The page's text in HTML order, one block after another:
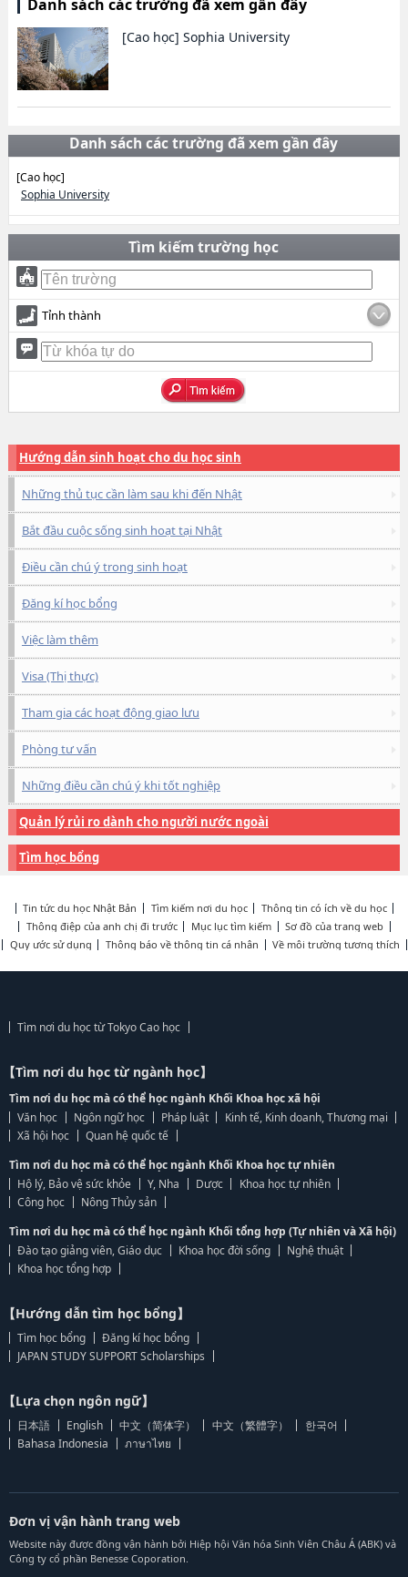
Danh sách các trường đã xem gần đây
[Cao học] Sophia University
Danh sách các trường đã xem gần đây
[Cao học]
Sophia University
Tìm kiếm trường học
Tỉnh thành
Hướng dẫn sinh hoạt cho du học sinh
Những thủ tục cần làm sau khi đến Nhật
Bắt đầu cuộc sống sinh hoạt tại Nhật
Điều cần chú ý trong sinh hoạt
Đăng kí học bổng
Việc làm thêm
Visa (Thị thực)
Tham gia các hoạt động giao lưu
Phòng tư vấn
Những điều cần chú ý khi tốt nghiệp
Quản lý rủi ro dành cho người nước ngoài
Tìm học bổng
Tin tức du học Nhật Bản Tìm kiếm nơi du học
Thông tin có ích về du học
Thông điệp của anh chị đi trước
Mục lục tìm kiếm
Sơ đồ của trang web
Quy ước sử dụng
Thông báo về thông tin cá nhân Về môi trường tương thích
Tìm nơi du học từ Tokyo Cao học
【Tìm nơi du học từ ngành học】
Tìm nơi du học mà có thể học ngành Khối Khoa học xã hội
Văn học
Ngôn ngữ học Pháp luật
Kinh tế, Kinh doanh, Thương mại
Xã hội học
Quan hệ quốc tế
Tìm nơi du học mà có thể học ngành Khối Khoa học tự nhiên
Hộ lý, Bảo vệ sức khỏe
Y, Nha Dược
Khoa học tự nhiên
Công học
Nông Thủy sản
Tìm nơi du học mà có thể học ngành Khối tổng hợp (Tự nhiên và Xã hội)
Đào tạo giảng viên, Giáo dục
Khoa học đời sống
Nghệ thuật
Khoa học tổng hợp
【Hướng dẫn tìm học bổng】
Tìm học bổng
Đăng kí học bổng
JAPAN STUDY SUPPORT Scholarships
【Lựa chọn ngôn ngữ】
日本語 English 中文（简体字） 中文（繁體字）
한국어
Bahasa Indonesia
ภาษาไทย
Đơn vị vận hành trang web
Website này được đồng vận hành bởi Hiệp hội Văn hóa Sinh Viên Châu Á (ABK) và
Công ty cổ phần Benesse Coporation.